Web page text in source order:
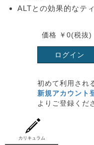
ALTとの効果的なテ
価格 ￥0(税抜
ログイン
初めて利用され
新規アカウント
よりご登録くだ
カリキュラム